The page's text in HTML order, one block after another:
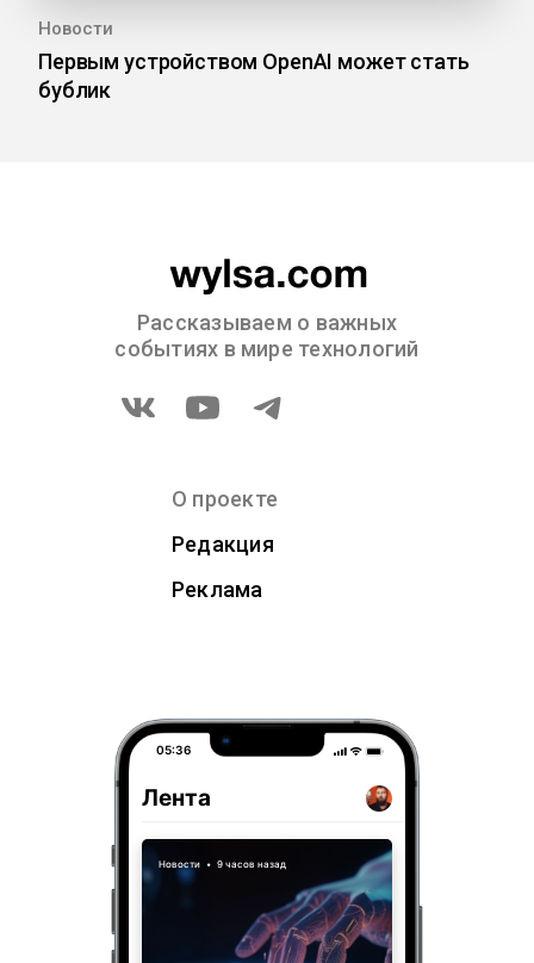
Новости
Первым устройством OpenAI может стать
бублик
Рассказываем о важных
событиях в мире технологий
О проекте
Редакция
Реклама
05:36
Лента
Новости • 9 часов назад